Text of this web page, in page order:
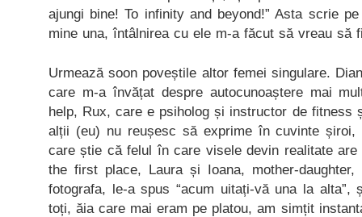
ajungi bine! To infinity and beyond!” Asta scrie
mine una, întâlnirea cu ele m-a făcut să vreau să
Urmează soon poveștile altor femei singulare.
care m-a învățat despre autocunoaștere mai
help, Rux, care e psiholog și instructor de fitness
alții (eu) nu reușesc să exprime în cuvinte
care știe că felul în care visele devin realitate
the first place, Laura și Ioana, mother-
fotografa, le-a spus “acum uitați-vă una la
toți, ăia care mai eram pe platou, am simțit